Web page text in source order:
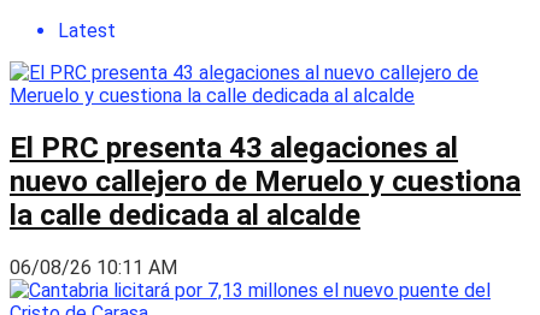
Latest
El PRC presenta 43 alegaciones al
nuevo callejero de Meruelo y cuestiona
la calle dedicada al alcalde
06/08/26 10:11 AM